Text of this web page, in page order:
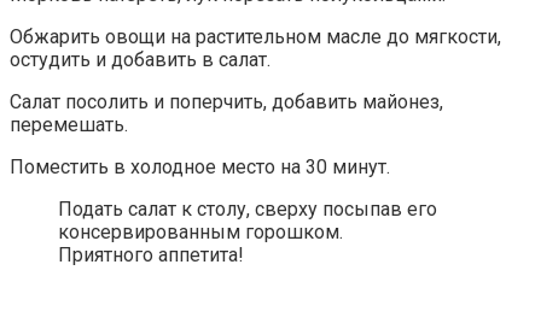
Обжарить овощи на растительном масле до мягкости,
остудить и добавить в салат.
Салат посолить и поперчить, добавить майонез,
перемешать.
Поместить в холодное место на 30 минут.
Подать салат к столу, сверху посыпав его
консервированным горошком.
Приятного аппетита!